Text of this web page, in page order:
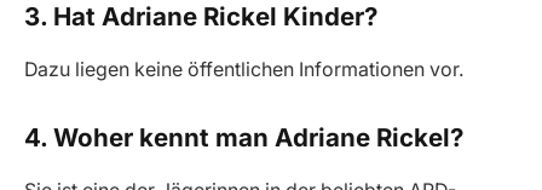
3. Hat Adriane Rickel Kinder?
Dazu liegen keine öffentlichen Informationen vor.
4. Woher kennt man Adriane Rickel?